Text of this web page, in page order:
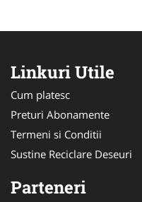
Linkuri Utile
Cum platesc
Preturi Abonamente
Termeni si Conditii
Sustine Reciclare Deseuri
Parteneri